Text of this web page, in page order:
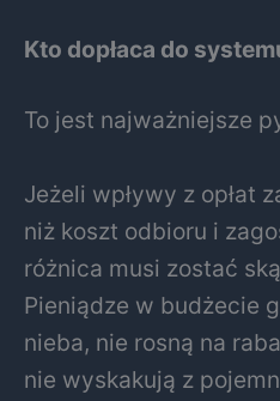
Kto dopłaca do
To jest najważniejsze
Jeżeli wpływy z opłat
niż koszt odbioru i
różnica musi zostać
Pieniądze w budżecie
nieba, nie rosną na
nie wyskakują z